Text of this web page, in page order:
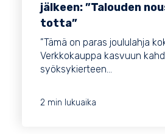
jälkeen: ”Talouden
totta”
”Tämä on paras joululahja
Verkkokauppa kasvuun
syöksykierteen...
2 min lukuaika